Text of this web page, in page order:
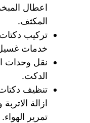
اعطال
المكثف.
تركيب
خدمات
نقل وحدات
الدكت.
تنظيف
ازالة
تمرير الهواء.